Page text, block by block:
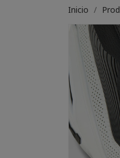
Inicio